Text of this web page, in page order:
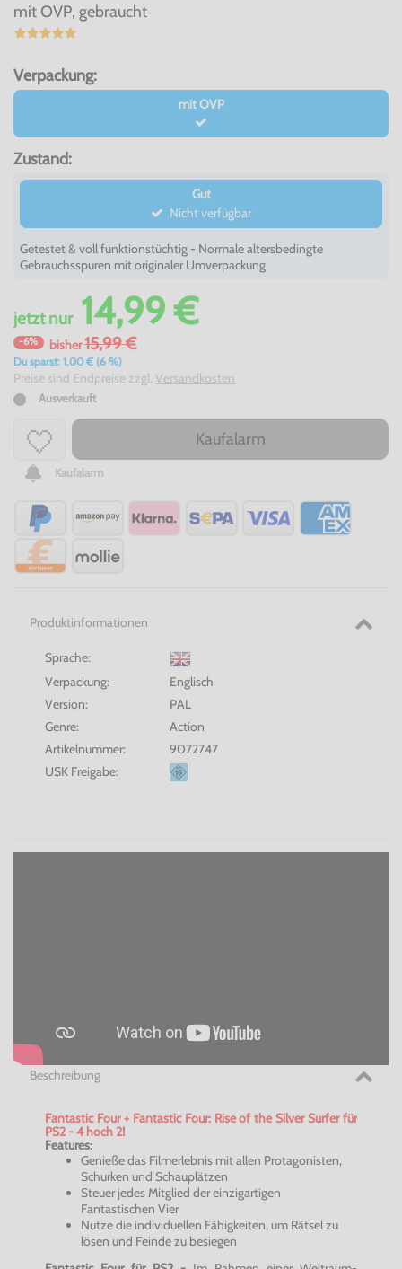
mit OVP, gebraucht
Verpackung:
mit OVP
Zustand:
Gut
Nicht verfügbar
Getestet & voll funktionstüchtig - Normale altersbedingte
Gebrauchsspuren mit originaler Umverpackung
jetztnur14,99 €
-6% bisher15,99 €
Du sparst: 1,00 € (6 %)
Preise sind Endpreise zzgl. Versandkosten
Ausverkauft
Kaufalarm
Kaufalarm
Produktinformationen
Sprache:
Verpackung:
Englisch
Version:
PAL
Genre:
Action
Artikelnummer:
9072747
USK Freigabe:
Beschreibung
Fantastic Four + Fantastic Four: Rise of the Silver Surfer für
PS2 - 4 hoch 2!
Features:
Genieße das Filmerlebnis mit allen Protagonisten,
Schurken und Schauplätzen
Steuer jedes Mitglied der einzigartigen
Fantastischen Vier
Nutze die individuellen Fähigkeiten, um Rätsel zu
lösen und Feinde zu besiegen